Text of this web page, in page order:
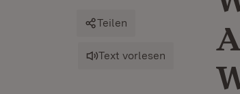
Teilen
Text vorlesen